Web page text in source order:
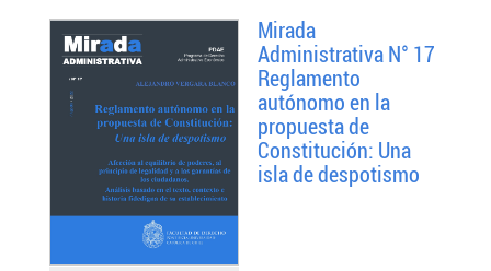
Mirada
Administrativa N° 17
Reglamento
autónomo en la
propuesta de
Constitución: Una
isla de despotismo